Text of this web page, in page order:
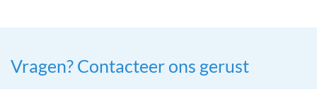
Vragen? Contacteer ons gerust